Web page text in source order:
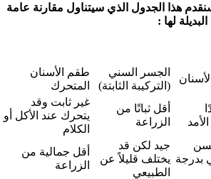
هذا الجدول الذي سيتناول مقارنة عامة
لها :
الجسر السني
(التركيبة الثابتة)
طقم الأسنان
المتحرك
أقل ثباتًا من
الزراعة
غير ثابت وقد
يتحرك عند الأكل أو
الكلام
بدرجة
جيد لكن قد
يختلف قليلاً عن
الطبيعي
أقل جمالية من
الزراعة